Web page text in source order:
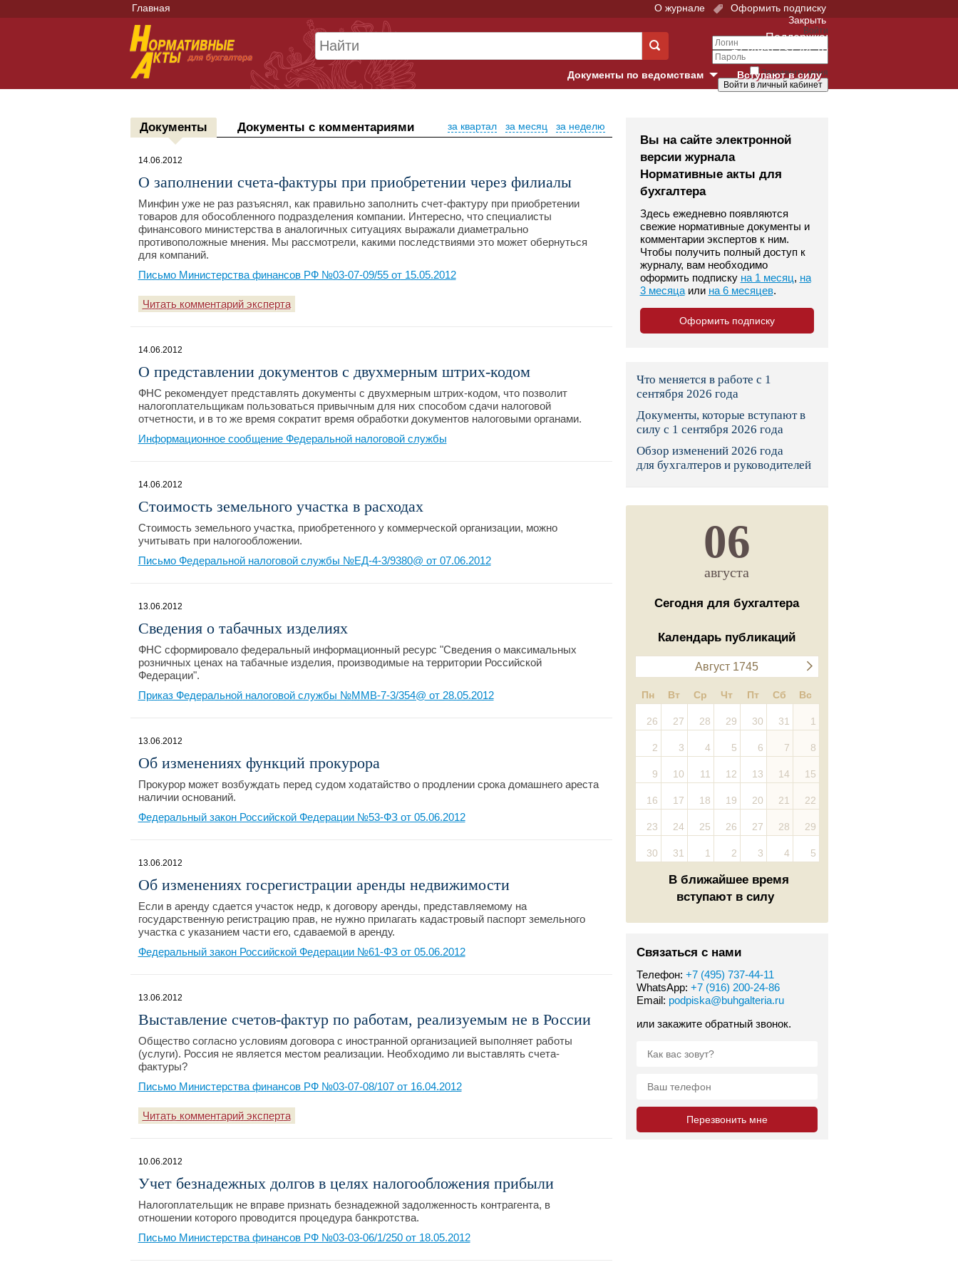
Главная О журнале
Оформить подписку
Закрыть
Войти
Запомнить меня
Поддержка:
+7 (495) 737-44-10
Вступают в силу
Документы по ведомствам
Банк России
Верховный Суд
Гострудинспекция в г. Москве
Конституционный Суд
Минтруд
Пенсионный фонд
Правительство
Социальный фонд России
Суд общей юрисдикции
Документы Документы с комментариями за неделю
за месяц
за квартал
14.06.2012
О заполнении счета-фактуры при приобретении через филиалы
Минфин уже не раз разъяснял, как правильно заполнить счет-фактуру при приобретении
товаров для обособленного подразделения компании. Интересно, что специалисты
финансового министерства в аналогичных ситуациях выражали диаметрально
противоположные мнения. Мы рассмотрели, какими последствиями это может обернуться
для компаний.
Письмо Министерства финансов РФ №03-07-09/55 от 15.05.2012
Читать комментарий эксперта
14.06.2012
О представлении документов с двухмерным штрих-кодом
ФНС рекомендует представлять документы с двухмерным штрих-кодом, что позволит
налогоплательщикам пользоваться привычным для них способом сдачи налоговой
отчетности, и в то же время сократит время обработки документов налоговыми органами.
Информационное сообщение Федеральной налоговой службы
14.06.2012
Стоимость земельного участка в расходах
Стоимость земельного участка, приобретенного у коммерческой организации, можно
учитывать при налогообложении.
Письмо Федеральной налоговой службы №ЕД-4-3/9380@ от 07.06.2012
13.06.2012
Сведения о табачных изделиях
ФНС сформировало федеральный информационный ресурс "Сведения о максимальных
розничных ценах на табачные изделия, производимые на территории Российской
Федерации".
Приказ Федеральной налоговой службы №ММВ-7-3/354@ от 28.05.2012
13.06.2012
Об изменениях функций прокурора
Прокурор может возбуждать перед судом ходатайство о продлении срока домашнего ареста
наличии оснований.
Федеральный закон Российской Федерации №53-ФЗ от 05.06.2012
13.06.2012
Об изменениях госрегистрации аренды недвижимости
Если в аренду сдается участок недр, к договору аренды, представляемому на
государственную регистрацию прав, не нужно прилагать кадастровый паспорт земельного
участка с указанием части его, сдаваемой в аренду.
Федеральный закон Российской Федерации №61-ФЗ от 05.06.2012
13.06.2012
Выставление счетов-фактур по работам, реализуемым не в России
Общество согласно условиям договора с иностранной организацией выполняет работы
(услуги). Россия не является местом реализации. Необходимо ли выставлять счета-
фактуры?
Письмо Министерства финансов РФ №03-07-08/107 от 16.04.2012
Читать комментарий эксперта
10.06.2012
Учет безнадежных долгов в целях налогообложения прибыли
Налогоплательщик не вправе признать безнадежной задолженность контрагента, в
отношении которого проводится процедура банкротства.
Письмо Министерства финансов РФ №03-03-06/1/250 от 18.05.2012
Вы на сайте электронной
версии журнала
Нормативные акты для
бухгалтера
Здесь ежедневно появляются
свежие нормативные документы и
комментарии экспертов к ним.
Чтобы получить полный доступ к
журналу, вам необходимо
оформить подписку на 1 месяц, на
3 месяцаили на 6 месяцев.
Оформить подписку
Что меняется в работе с 1
сентября 2026 года
Документы, которые вступают в
силу с 1 сентября 2026 года
Обзор изменений 2026 года
для бухгалтеров и руководителей
06
августа
Сегодня для бухгалтера
Календарь публикаций
Август 1745
Пн Вт Ср Чт Пт Сб Вс
26 27 28 29 30 31 1
2 3 4 5 6 7 8
9 10 11 12 13 14 15
16 17 18 19 20 21 22
23 24 25 26 27 28 29
30 31 1 2 3 4 5
В ближайшее время
вступают в силу
Связаться с нами
Телефон: +7 (495) 737-44-11
WhatsApp: +7 (916) 200-24-86
Email: podpiska@buhgalteria.ru
или закажите обратный звонок.